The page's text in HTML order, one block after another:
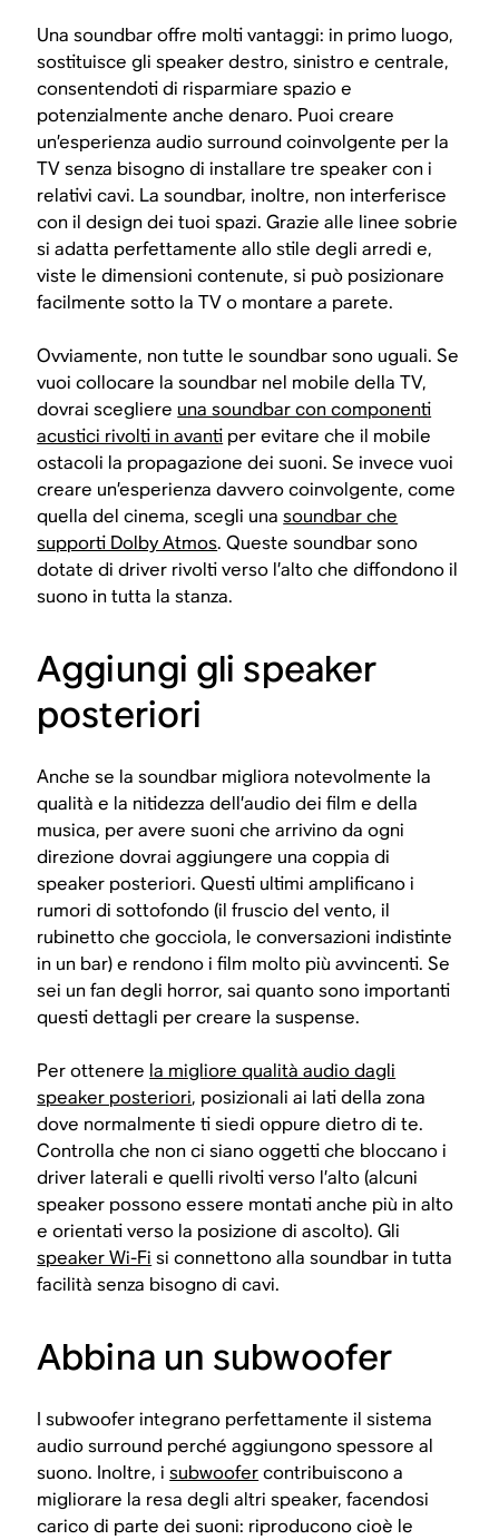
Una soundbar offre molti vantaggi: in primo luogo,
sostituisce gli speaker destro, sinistro e centrale,
consentendoti di risparmiare spazio e
potenzialmente anche denaro. Puoi creare
un’esperienza audio surround coinvolgente per la
TV senza bisogno di installare tre speaker con i
relativi cavi. La soundbar, inoltre, non interferisce
con il design dei tuoi spazi. Grazie alle linee sobrie
si adatta perfettamente allo stile degli arredi e,
viste le dimensioni contenute, si può posizionare
facilmente sotto la TV o montare a parete.
Ovviamente, non tutte le soundbar sono uguali. Se
vuoi collocare la soundbar nel mobile della TV,
dovrai scegliere una soundbar con componenti
acustici rivolti in avanti per evitare che il mobile
ostacoli la propagazione dei suoni. Se invece vuoi
creare un’esperienza davvero coinvolgente, come
quella del cinema, scegli unasoundbar che
supporti Dolby Atmos. Queste soundbar sono
dotate di driver rivolti verso l’alto che diffondono il
suono in tutta la stanza.
Aggiungi gli speaker
posteriori
Anche se la soundbar migliora notevolmente la
qualità e la nitidezza dell’audio dei film e della
musica, per avere suoni che arrivino da ogni
direzione dovrai aggiungere una coppia di
speaker posteriori. Questi ultimi amplificano i
rumori di sottofondo (il fruscio del vento, il
rubinetto che gocciola, le conversazioni indistinte
in un bar) e rendono i film molto più avvincenti. Se
sei un fan degli horror, sai quanto sono importanti
questi dettagli per creare la suspense.
Per ottenere la migliore qualità audio dagli
speaker posteriori, posizionali ai lati della zona
dove normalmente ti siedi oppure dietro di te.
Controlla che non ci siano oggetti che bloccano i
driver laterali e quelli rivolti verso l’alto (alcuni
speaker possono essere montati anche più in alto
e orientati verso la posizione di ascolto). Gli
speaker Wi-Fi si connettono alla soundbar in tutta
facilità senza bisogno di cavi.
Abbina un subwoofer
I subwoofer integrano perfettamente il sistema
audio surround perché aggiungono spessore al
suono. Inoltre, isubwoofercontribuiscono a
migliorare la resa degli altri speaker, facendosi
carico di parte dei suoni: riproducono cioè le